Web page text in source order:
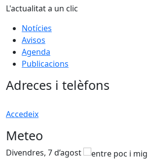
L'actualitat a un clic
Notícies
Avisos
Agenda
Publicacions
Adreces i telèfons
Accedeix
Meteo
Divendres, 7 d’agost